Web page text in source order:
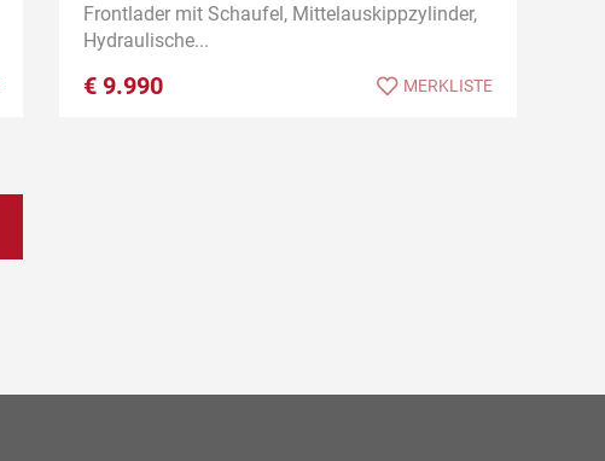
Frontlader mit Schaufel, Mittelauskippzylinder,
Hydraulische...
€ 9.990 MERKLISTE